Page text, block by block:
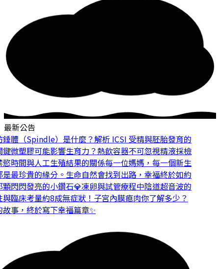
最新公告
體（Spindle）是什麼？解析 ICSI 受精與胚胎發育的
微塑膠可能影響生育力？熱飲容器不可忽視精液採檢
時間與人工生殖結果的關係每一位媽媽，每一個新生
最珍貴的緣分。 生命自然會找到出路，幸福終於如約
閃閃發亮的小鑽石💎凍卵與試管療程中陰道超音波的
臨床考量約8成無症狀！子宮內膜瘜肉你了解多少？
事，終於寫下幸福篇章✨